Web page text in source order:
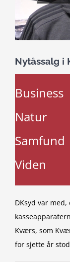
Nytåssalg i
Business
Natur
Samfund
Viden
DKsyd var
Kværs, som
for sjette år